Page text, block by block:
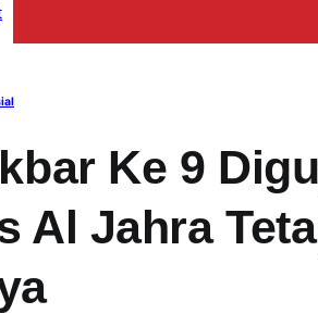
Ke 9
Al Jahra